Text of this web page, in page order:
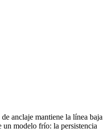
anclaje mantiene la línea baja
un modelo frío: la persistencia